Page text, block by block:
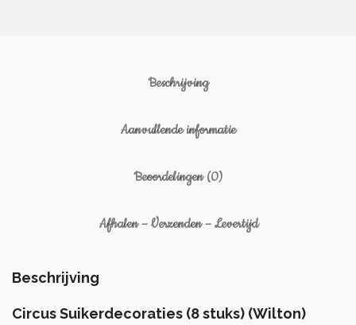
Beschrijving
Aanvullende informatie
Beoordelingen (0)
Afhalen – Verzenden – Levertijd
Beschrijving
Circus Suikerdecoraties (8 stuks) (Wilton)